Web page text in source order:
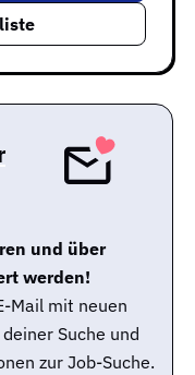
und über
werden!
Mail mit neuen
Suche und
zur Job-Suche.